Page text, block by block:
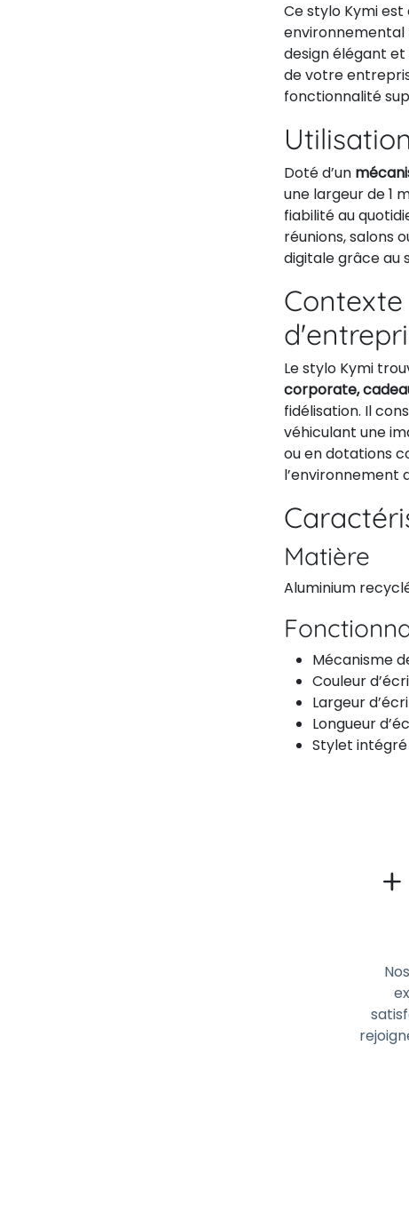
Ce stylo Kymi est
environnemental
design élégant
de votre
fonctionnalité
Doté d’un
une largeur de 1
fiabilité au
réunions, salons
digitale grâce au
Le stylo Kymi
corporate,
fidélisation. Il
véhiculant une
ou en dotations
l’environnement
Matière
Aluminium
Mécanisme
Couleur
Largeur
Longueur
Stylet